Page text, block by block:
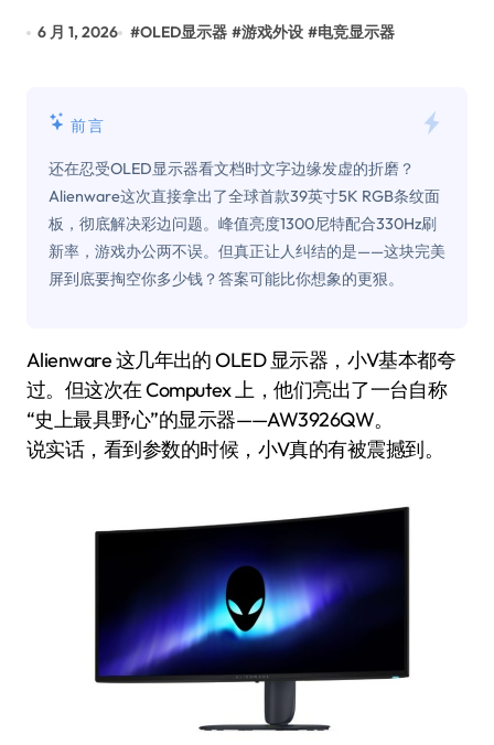
6 月 1, 2026 #OLED显示器 #游戏外设 #电竞显示器
前言
还在忍受OLED显示器看文档时文字边缘发虚的折磨？
Alienware这次直接拿出了全球首款39英寸5K RGB条纹面
板，彻底解决彩边问题。峰值亮度1300尼特配合330Hz刷
新率，游戏办公两不误。但真正让人纠结的是——这块完美
屏到底要掏空你多少钱？答案可能比你想象的更狠。
Alienware 这几年出的 OLED 显示器，小V基本都夸
过。但这次在 Computex 上，他们亮出了一台自称
“史上最具野心”的显示器——AW3926QW。
说实话，看到参数的时候，小V真的有被震撼到。